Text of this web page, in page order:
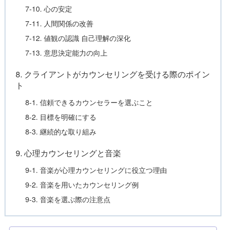
7-10. 心の安定
7-11. 人間関係の改善
7-12. 値観の認識 自己理解の深化
7-13. 意思決定能力の向上
8. クライアントがカウンセリングを受ける際のポイン
ト
8-1. 信頼できるカウンセラーを選ぶこと
8-2. 目標を明確にする
8-3. 継続的な取り組み
9. 心理カウンセリングと音楽
9-1. 音楽が心理カウンセリングに役立つ理由
9-2. 音楽を用いたカウンセリング例
9-3. 音楽を選ぶ際の注意点